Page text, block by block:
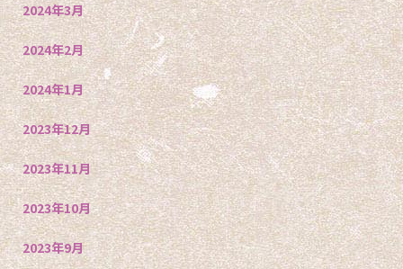
2024年3月
2024年2月
2024年1月
2023年12月
2023年11月
2023年10月
2023年9月